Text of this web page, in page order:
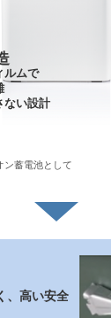
ルムで
ない設計
蓄電池として
、高い安全